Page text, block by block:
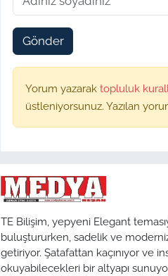
Gönder
Yorum yazarak topluluk
üstleniyorsunuz. Yazılan
TE Bilişim, yepyeni Elegant
buluştururken, sadelik ve
getiriyor. Şatafattan kaçınıyor ve
okuyabilecekleri bir altyapı